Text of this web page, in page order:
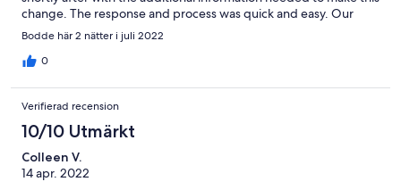
change. The response and process was quick and easy. Our
little family enjoyed our stay, would love to visit again in the
Bodde här 2 nätter i juli 2022
0
Verifierad recension
10/10 Utmärkt
Colleen V.
14 apr. 2022